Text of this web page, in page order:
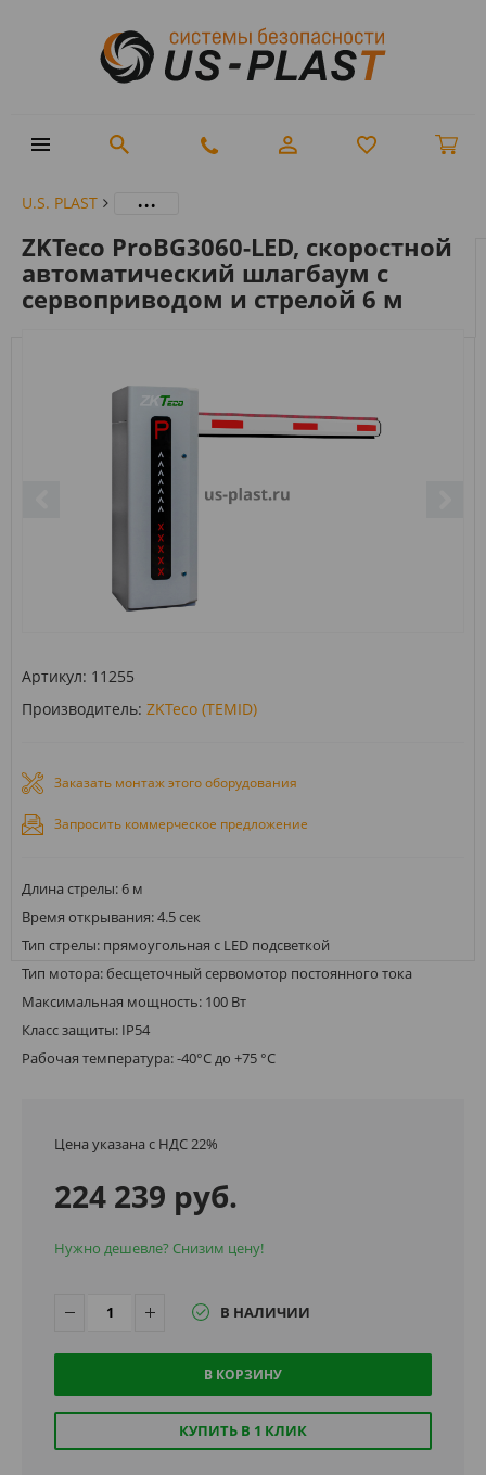
U.S. PLAST ...
ZKTeco ProBG3060-LED, скоростной
автоматический шлагбаум с
сервоприводом и стрелой 6 м
Артикул: 11255
Производитель: ZKTeco (TEMID)
Заказать монтаж этого оборудования
Запросить коммерческое предложение
Длина стрелы: 6 м
Время открывания: 4.5 сек
Тип стрелы: прямоугольная с LED подсветкой
Тип мотора: бесщеточный сервомотор постоянного тока
Максимальная мощность: 100 Вт
Класс защиты: IP54
Рабочая температура: -40°C до +75 °C
Цена указана с НДС 22%
224 239 руб.
Нужно дешевле? Снизим цену!
В НАЛИЧИИ
В КОРЗИНУ
КУПИТЬ В 1 КЛИК